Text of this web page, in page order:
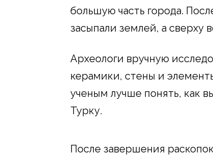
большую часть города.
засыпали землей, а сверху
Археологи вручную
керамики, стены и
ученым лучше понять, как
Турку.
После завершения